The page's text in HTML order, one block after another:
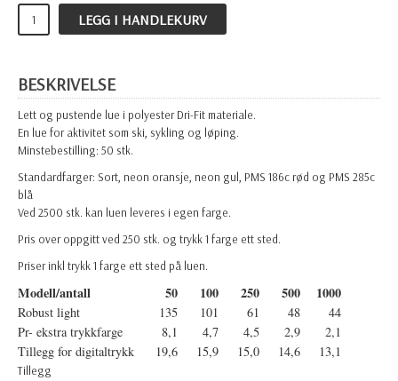
LEGG I HANDLEKURV
BESKRIVELSE
Lett og pustende lue i polyester Dri-Fit materiale.
En lue for aktivitet som ski, sykling og løping.
Minstebestilling: 50 stk.
Standardfarger: Sort, neon oransje, neon gul, PMS 186c rød og PMS 285c
blå
Ved 2500 stk. kan luen leveres i egen farge.
Pris over oppgitt ved 250 stk. og trykk 1 farge ett sted.
Priser inkl trykk 1 farge ett sted på luen.
Modell/antall 50 100 250 500 1000
Robust light 135 101 61 48
44
Pr- ekstra trykkfarge
8,1 4,7 4,5 2,9
2,1
Tillegg for digitaltrykk
19,6 15,9 15,0 14,6 13,1
Tillegg